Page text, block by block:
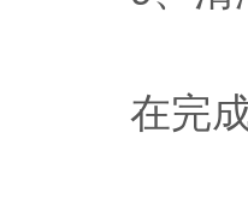
在完成